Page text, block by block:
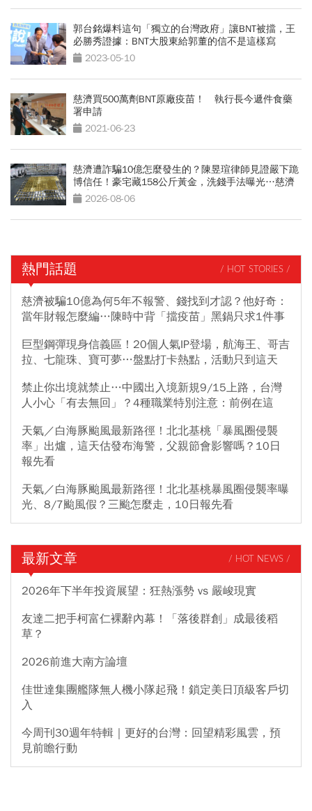
郭台銘爆料這句「獨立的台灣政府」讓BNT被擋，王
必勝秀證據：BNT大股東給郭董的信不是這樣寫
2023-05-10
慈濟買500萬劑BNT原廠疫苗！ 執行長今遞件食藥
署申請
2021-06-23
慈濟遭詐騙10億怎麼發生的？陳昱瑄律師見證嚴下跪
博信任！豪宅藏158公斤黃金，洗錢手法曝光…慈濟
回應了
2026-08-06
熱門話題 / HOT STORIES /
慈濟被騙10億為何5年不報警、錢找到才認？他好奇：
當年財報怎麼編…陳時中背「擋疫苗」黑鍋只求1件事
巨型鋼彈現身信義區！20個人氣IP登場，航海王、哥吉
拉、七龍珠、寶可夢…盤點打卡熱點，活動只到這天
禁止你出境就禁止…中國出入境新規9/15上路，台灣
人小心「有去無回」？4種職業特別注意：前例在這
天氣／白海豚颱風最新路徑！北北基桃「暴風圈侵襲
率」出爐，這天估發布海警，父親節會影響嗎？10日
報先看
天氣／白海豚颱風最新路徑！北北基桃暴風圈侵襲率曝
光、8/7颱風假？三颱怎麼走，10日報先看
最新文章 / HOT NEWS /
2026年下半年投資展望：狂熱漲勢 vs 嚴峻現實
友達二把手柯富仁裸辭內幕！「落後群創」成最後稻
草？
2026前進大南方論壇
佳世達集團艦隊無人機小隊起飛！鎖定美日頂級客戶切
入
今周刊30週年特輯｜更好的台灣：回望精彩風雲，預
見前瞻行動